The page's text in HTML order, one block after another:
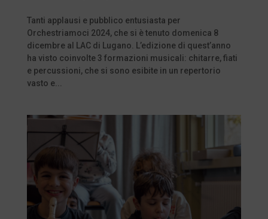
Tanti applausi e pubblico entusiasta per
Orchestriamoci 2024, che si è tenuto domenica 8
dicembre al LAC di Lugano. L’edizione di quest’anno
ha visto coinvolte 3 formazioni musicali: chitarre, fiati
e percussioni, che si sono esibite in un repertorio
vasto e...